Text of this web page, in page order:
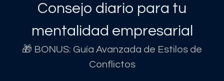
Consejo diario para tu
mentalidad empresarial
🎁 BONUS: Guía Avanzada de Estilos de
Conflictos